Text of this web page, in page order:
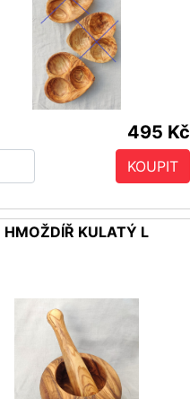
495 Kč
KOUPIT
HMOŽDÍŘ KULATÝ L